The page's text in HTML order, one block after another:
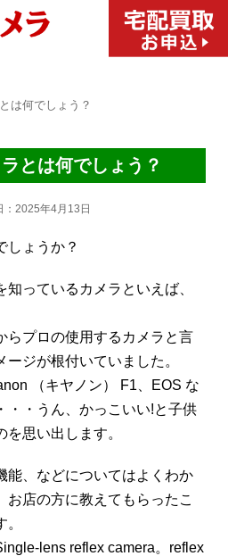
は何でしょう？
とは何でしょう？
2025年4月13日
しょうか？
っているカメラといえば、
らプロの使用するカメラと言
ージが根付いていました。
（キヤノン） F1、EOS な
・・うん、かっこいい!と子供
思い出します。
能、などについてはよくわか
お店の方に教えてもらったこ
lens reflex camera。reflex